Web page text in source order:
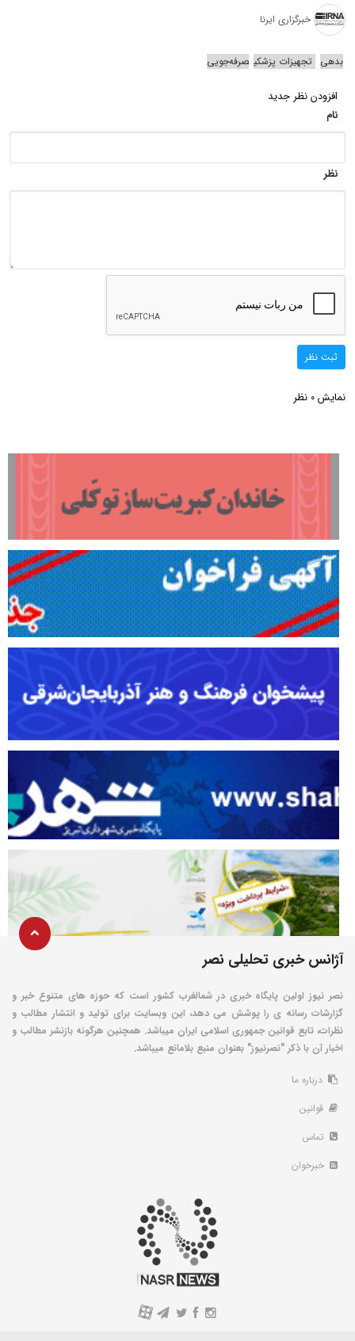
خبرگزاری ایرنا
بدهی تجهیزات پزشکی صرفه‌جویی
افزودن نظر جدید
نام
نظر
ثبت نظر
نمایش 0 نظر
آژانس خبری تحلیلی نصر
نصر نیوز اولین پایگاه خبری در شمالغرب کشور است که حوزه های متنوع خبر و
گزارشات رسانه ی را پوشش می دهد، این وبسایت برای تولید و انتشار مطالب و
نظرات، تابع قوانین جمهوری اسلامی ایران میباشد. همچنین هرگونه بازنشر مطالب و
اخبار آن با ذکر "نصرنیوز" بعنوان منبع بلامانع میباشد.
درباره ما
قوانین
تماس
خبرخوان
A